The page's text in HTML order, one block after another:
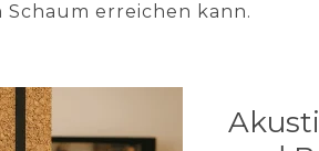
Schaum erreichen kann.